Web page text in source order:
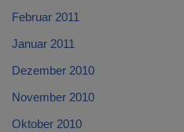
Februar 2011
Januar 2011
Dezember 2010
November 2010
Oktober 2010